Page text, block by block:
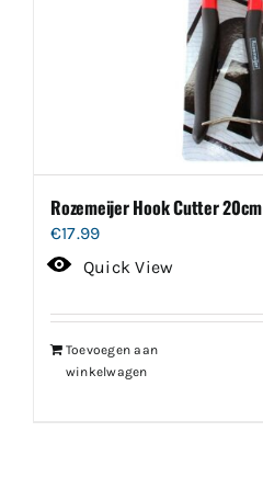
Rozemeijer Hook Cutter 20cm
€17.99
Quick View
Toevoegen aan
winkelwagen